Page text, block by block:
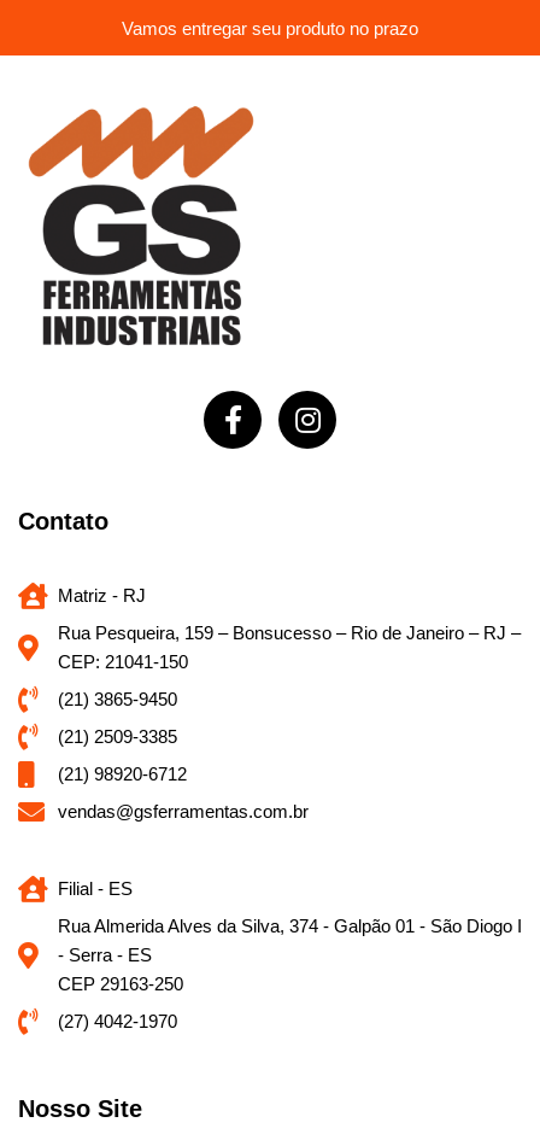
Vamos entregar seu produto no prazo
Contato
Matriz - RJ
Rua Pesqueira, 159 – Bonsucesso – Rio de Janeiro – RJ –
CEP: 21041-150
(21) 3865-9450
(21) 2509-3385
(21) 98920-6712
vendas@gsferramentas.com.br
Filial - ES
Rua Almerida Alves da Silva, 374 - Galpão 01 - São Diogo I
- Serra - ES
CEP 29163-250
(27) 4042-1970
Nosso Site